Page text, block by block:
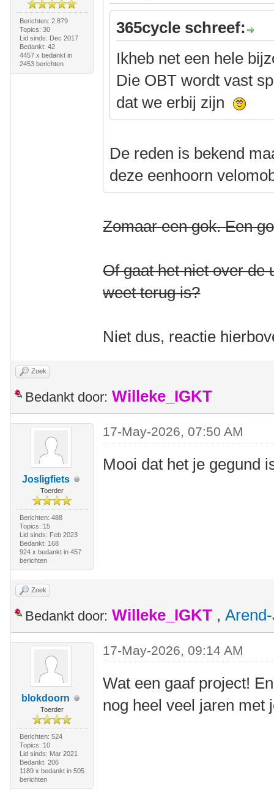
Berichten: 2.879
Topics: 30
Lid sinds: Dec 2017
Bedankt: 42
4457 x bedankt in
2453 berichten
365cycle schreef:
Ikheb net een hele
Die OBT wordt vast
dat we erbij zijn
De reden is bekend
deze eenhoorn
Zomaar een gok. Een
Of gaat het niet over de
weet terug is?
Niet dus, reactie
Zoek
Bedankt door: Willeke_IGKT
Josligfiets
Toerder
Berichten: 488
Topics: 15
Lid sinds: Feb 2023
Bedankt: 168
924 x bedankt in 457
berichten
17-May-2026, 07:50 AM
Mooi dat het je gegund
Zoek
Bedankt door: Willeke_IGKT ,
blokdoorn
Toerder
Berichten: 524
Topics: 10
Lid sinds: Mar 2021
Bedankt: 206
1189 x bedankt in 505
berichten
17-May-2026, 09:14 AM
Wat een gaaf project!
nog heel veel jaren met